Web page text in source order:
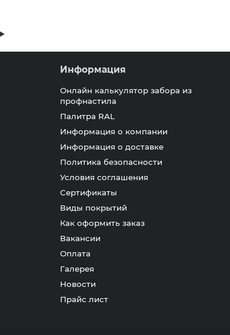
Информация
Онлайн калькулятор забора из
профнастила
Палитра RAL
Информация о компании
Информация о доставке
Политика безопасности
Условия соглашения
Сертификаты
Виды покрытий
Как оформить заказ
Вакансии
Оплата
Галерея
Новости
Прайс лист